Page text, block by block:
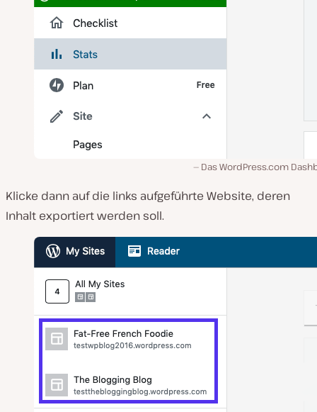
Das WordPress.com
Klicke dann auf die links aufgeführte Website, deren
Inhalt exportiert werden soll.